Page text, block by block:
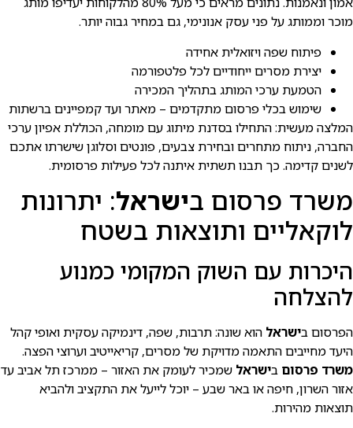
מוכר וממותג על פני עסק אנונימי, גם במחיר גבוה יותר.
פיתוח שפה ויזואלית אחידה
יצירת מסרים ייחודיים לכל פלטפורמה
הטמעת ערכי המותג בתהליך המכירה
שימוש בכלי פרסום מתקדמים – מאתר ועד קמפיינים ברשתות
המלצה מעשית: התחילו בסדנת מיתוג עם מומחה, הכוללת אפיון ערכי
החברה, ניתוח מתחרים ובחירת צבעים, פונטים וסלוגן שישרתו אתכם
לשנים קדימה. כך תבנו תשתית איתנה לכל פעילות פרסומית.
משרד פרסום בישראל: יתרונות
לוקאליים ותוצאות בשטח
היכרות עם השוק המקומי כמנוע
להצלחה
הפרסום בישראל הוא שונה: תרבות, שפה, דינמיקה עסקית ואופי קהל
היעד מחייבים התאמה מדויקת של מסרים, קריאייטיב וערוצי הפצה.
משרד פרסום בישראל שמכיר לעומק את האזור – ממרכז תל אביב עד
אזור השרון, חיפה או באר שבע – יוכל לייעל את התקציב ולהביא
תוצאות מהירות.